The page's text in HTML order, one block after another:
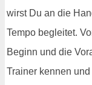
wirst Du an die
Tempo begleitet.
Beginn und die
Trainer kennen